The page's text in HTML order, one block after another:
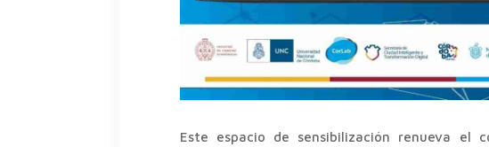
Este espacio de sensibilización renueva el